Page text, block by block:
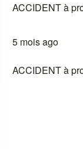
ACCIDENT à
5 mois ago
ACCIDENT à